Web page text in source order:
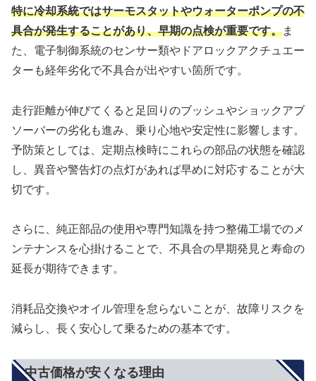
特に冷却系統ではサーモスタットやウォーターポンプの不
具合が発生することがあり、早期の点検が重要です。ま
た、電子制御系統のセンサー類やドアロックアクチュエー
ターも経年劣化で不具合が出やすい箇所です。
走行距離が伸びてくると足回りのブッシュやショックアブ
ソーバーの劣化も進み、乗り心地や安定性に影響します。
予防策としては、定期点検時にこれらの部品の状態を確認
し、異音や警告灯の点灯があれば早めに対応することが大
切です。
さらに、純正部品の使用や専門知識を持つ整備工場でのメ
ンテナンスを心掛けることで、不具合の早期発見と寿命の
延長が期待できます。
消耗品交換やオイル管理を怠らないことが、故障リスクを
減らし、長く安心して乗るための基本です。
中古価格が安くなる理由